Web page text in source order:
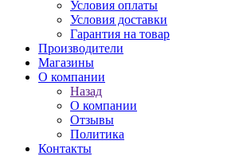
Условия оплаты
Условия доставки
Гарантия на товар
Производители
Магазины
О компании
Назад
О компании
Отзывы
Политика
Контакты